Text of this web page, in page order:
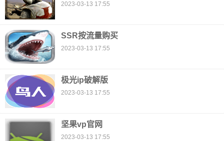
2023-03-13 17:55
SSR按流量购买
2023-03-13 17:55
极光ip破解版
2023-03-13 17:55
坚果vp官网
2023-03-13 17:55